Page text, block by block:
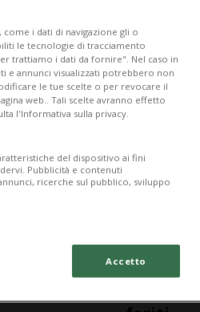
MONDO
Mette
i dati di navigazione gli o
le tecnologie di tracciamento
trattiamo i dati da fornire". Nel caso in
e annunci visualizzati potrebbero non
le tue scelte o per revocare il
web.. Tali scelte avranno effetto
l'Informativa sulla privacy.
del dispositivo ai fini
Pubblicità e contenuti
ricerche sul pubblico, sviluppo
Accetto